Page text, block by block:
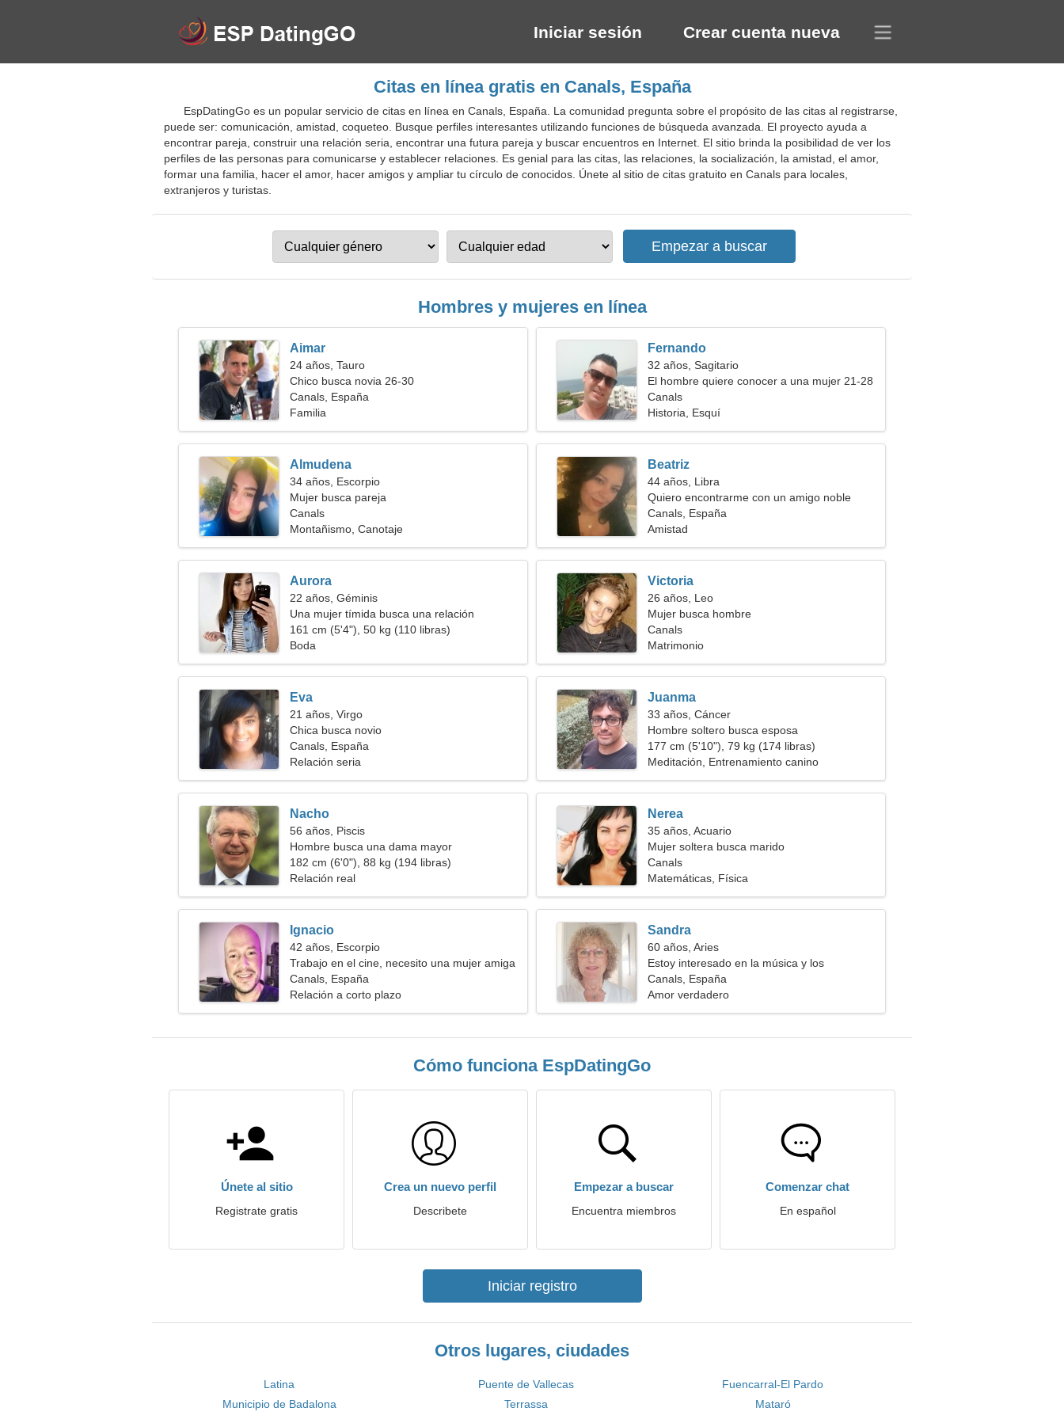
Iniciar sesión Crear cuenta nueva
Citas en línea gratis en Canals, España
EspDatingGo es un popular servicio de citas en línea en Canals, España. La comunidad pregunta sobre el propósito de las citas al registrarse,
puede ser: comunicación, amistad, coqueteo. Busque perfiles interesantes utilizando funciones de búsqueda avanzada. El proyecto ayuda a
encontrar pareja, construir una relación seria, encontrar una futura pareja y buscar encuentros en Internet. El sitio brinda la posibilidad de ver los
perfiles de las personas para comunicarse y establecer relaciones. Es genial para las citas, las relaciones, la socialización, la amistad, el amor,
formar una familia, hacer el amor, hacer amigos y ampliar tu círculo de conocidos. Únete al sitio de citas gratuito en Canals para locales,
extranjeros y turistas.
Hombres y mujeres en línea
Aimar
24 años, Tauro
Chico busca novia 26-30
Canals, España
Familia
Fernando
32 años, Sagitario
El hombre quiere conocer a una mujer 21-28
Canals
Historia, Esquí
Almudena
34 años, Escorpio
Mujer busca pareja
Canals
Montañismo, Canotaje
Beatriz
44 años, Libra
Quiero encontrarme con un amigo noble
Canals, España
Amistad
Aurora
22 años, Géminis
Una mujer tímida busca una relación
apasionada
161 cm (5'4"), 50 kg (110 libras)
Boda
Victoria
26 años, Leo
Mujer busca hombre
Canals
Matrimonio
Eva
21 años, Virgo
Chica busca novio
Canals, España
Relación seria
Juanma
33 años, Cáncer
Hombre soltero busca esposa
177 cm (5'10"), 79 kg (174 libras)
Meditación, Entrenamiento canino
Nacho
56 años, Piscis
Hombre busca una dama mayor
182 cm (6'0"), 88 kg (194 libras)
Relación real
Nerea
35 años, Acuario
Mujer soltera busca marido
Canals
Matemáticas, Física
Ignacio
42 años, Escorpio
Trabajo en el cine, necesito una mujer amiga
Canals, España
Relación a corto plazo
Sandra
60 años, Aries
Estoy interesado en la música y los
videojuegos
Canals, España
Amor verdadero
Cómo funciona EspDatingGo
Únete al sitio
Registrate gratis
Crea un nuevo perfil
Describete
Empezar a buscar
Encuentra miembros
Comenzar chat
En español
Iniciar registro
Otros lugares, ciudades
Latina Puente de Vallecas
Fuencarral-El Pardo
Municipio de Badalona
Terrassa
Mataró